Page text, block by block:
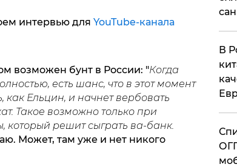
интервью для YouTube-канала
возможен бунт в России: "Когда
есть шанс, что в этот момент
как Ельцин, и начнет вербовать
Такое возможно только при
который решит сыграть ва-банк.
Может, там уже и нет никого
В